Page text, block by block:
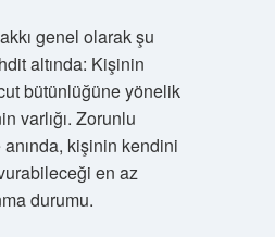
genel olarak şu
altında: Kişinin
bütünlüğüne yönelik
varlığı. Zorunlu
kişinin kendini
en az
durumu.